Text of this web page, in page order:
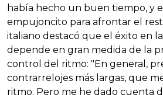
había hecho un buen tiempo, y
empujoncito para afrontar el
italiano destacó que el éxito en
depende en gran medida de la
control del ritmo: "En general,
contrarrelojes más largas, que
ritmo. Pero me he dado cuenta